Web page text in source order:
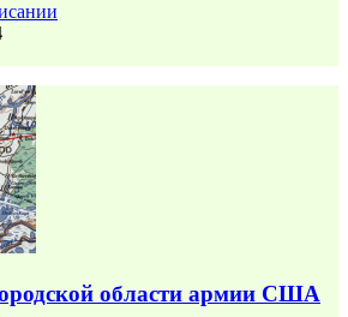
области армии США